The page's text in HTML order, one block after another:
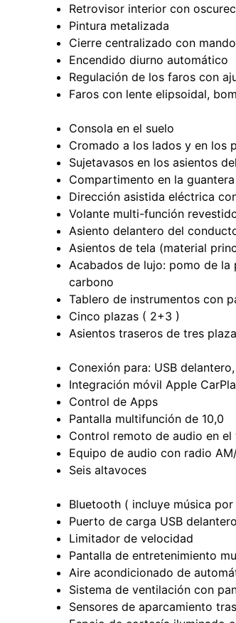
Retrovisor interior con
Pintura metalizada
Cierre centralizado con
Encendido diurno automático
Regulación de los faros con
Faros con lente elipsoidal,
Consola en el suelo
Cromado a los lados y en los
Sujetavasos en los asientos
Compartimento en la guantera
Dirección asistida eléctrica
Volante multi-función
Asiento delantero del
Asientos de tela (material
Acabados de lujo: pomo de
carbono
Tablero de instrumentos con
Cinco plazas ( 2+3 )
Asientos traseros de tres
Conexión para: USB
Integración móvil Apple
Control de Apps
Pantalla multifunción de 10,0
Control remoto de audio en el
Equipo de audio con radio
Seis altavoces
Bluetooth ( incluye música
Puerto de carga USB
Limitador de velocidad
Pantalla de entretenimiento
Aire acondicionado de
Sistema de ventilación con
Sensores de aparcamiento